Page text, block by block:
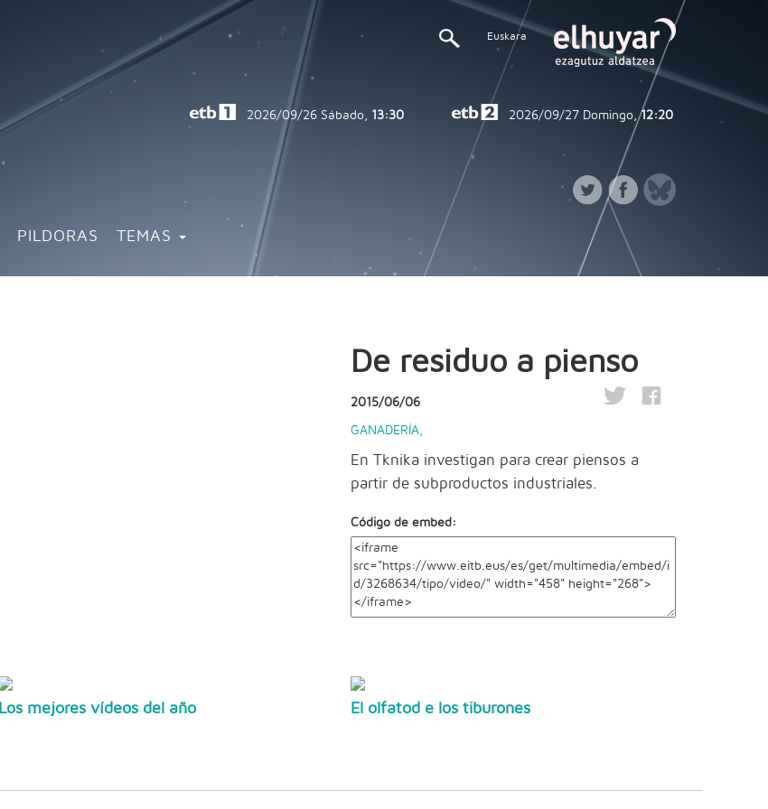
Euskara
PILDORAS TEMAS
2026/09/26 Sábado, 13:30 2026/09/27 Domingo, 12:20
De residuo a pienso
2015/06/06
GANADERÍA,
En Tknika investigan para crear piensos a
partir de subproductos industriales.
Código de embed:
Los mejores vídeos del año El olfatod e los tiburones